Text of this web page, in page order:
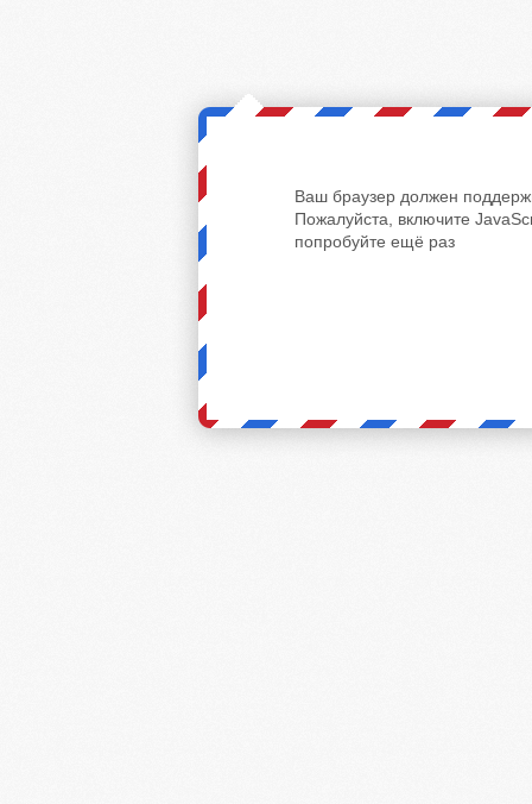
Ваш браузер должен
Пожалуйста, включите
попробуйте ещё раз